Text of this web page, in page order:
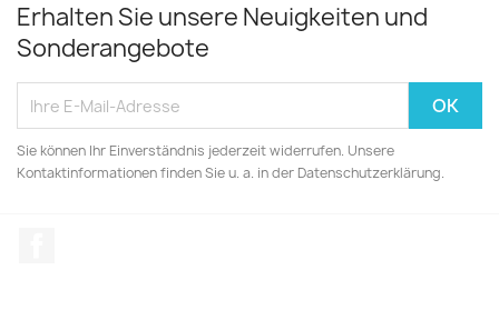
Erhalten Sie unsere Neuigkeiten und
Sonderangebote
Sie können Ihr Einverständnis jederzeit widerrufen. Unsere
Kontaktinformationen finden Sie u. a. in der Datenschutzerklärung.